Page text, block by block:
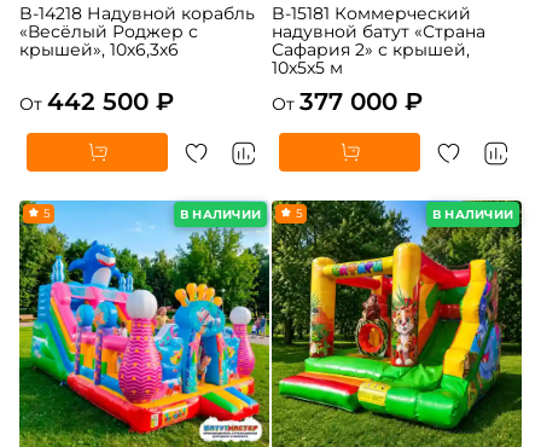
B-14218 Надувной корабль
«Весёлый Роджер с
крышей», 10х6,3х6
От 442 500 ₽
B-15181 Коммерческий
надувной батут «Страна
Сафария 2» с крышей,
10x5x5 м
От 377 000 ₽
В НАЛИЧИИ
5 В НАЛИЧИИ
5